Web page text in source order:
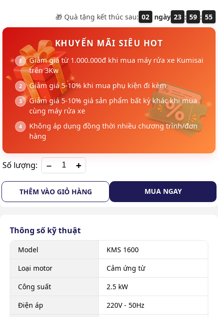
🎁 Quà tặng kết thúc sau: 02 ngày 23 : 59 : 55
KHUYẾN MÃI SIÊU HOT
Giảm giá từ 1.000.000đ khi mua máy rửa xe Kumisai
trên 3Kw
Giảm giá 5-10% khi mua phụ kiện đi kèm
Giảm giá 5-10% giá sản phẩm bất kỳ khác khi mua
cùng máy rửa xe
Không áp dụng đồng thời nhiều chương trình/đơn
hàng
Số lượng: +
THÊM VÀO GIỎ HÀNG MUA NGAY
Thông số kỹ thuật
Model
KMS 1600
Loại motor
Cảm ứng từ
Công suất
2.5 kW
Điện áp
220V - 50Hz